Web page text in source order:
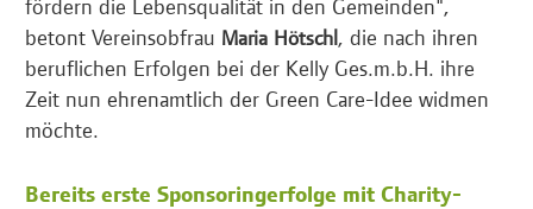
betont Vereinsobfrau Maria Hötschl, die nach ihren
beruflichen Erfolgen bei der Kelly Ges.m.b.H. ihre
Zeit nun ehrenamtlich der Green Care-Idee widmen
möchte.
Bereits erste Sponsoringerfolge mit Charity-